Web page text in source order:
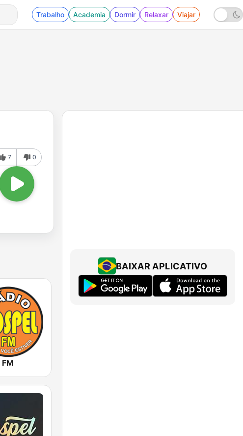
Trabalho Academia Dormir Relaxar Viajar
7 0
BAIXAR APLICATIVO